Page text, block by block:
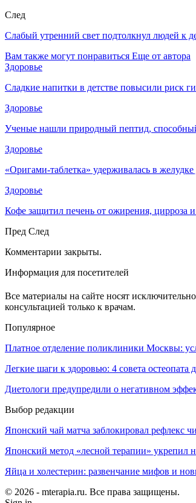
След
Слабый утренний свет подтолкнул людей к
Вам также могут понравиться Еще от автора
Здоровье
Сладкие напитки в детстве повысили риск
Здоровье
Ученые нашли природный пептид,
Здоровье
«Оригами-таблетка» удерживалась в желудке
Здоровье
Кофе защитил печень от ожирения, цирроза
Пред След
Комментарии закрыты.
Информация для посетителей
Все материалы на сайте носят
консультацией только к врачам.
Популярное
Платное отделение поликлиники Москвы:
Легкие шаги к здоровью: 4 совета остеопата
Диетологи предупредили о негативном
Выбор редакции
Японский чай матча заблокировал рефлекс
Японский метод «лесной терапии» укрепил
Яйца и холестерин: развенчание мифов и
© 2026 - mterapia.ru. Все права защищены.